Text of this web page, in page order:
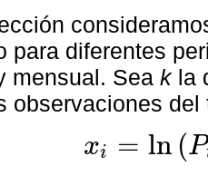
para diferentes
mensual. Sea kla
observaciones
xi = ln (P
xi=ln tik-l (Pti-1 k)